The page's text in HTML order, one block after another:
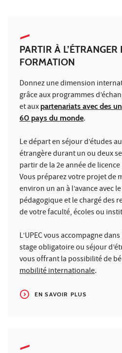
PARTIR À
FORMATION
Donnez une dimension
grâce aux programmes
et aux partenariats avec des
60 pays du monde.
Le départ en séjour d’études
étrangère durant un ou deux
partir de la 2e année de licence
Vous préparez votre projet de
environ un an à l’avance avec
pédagogique et le chargé des
de votre faculté, écoles ou
L’UPEC vous accompagne
stage obligatoire ou séjour
vous offrant la possibilité de
mobilité internationale.
EN SAVOIR PLUS